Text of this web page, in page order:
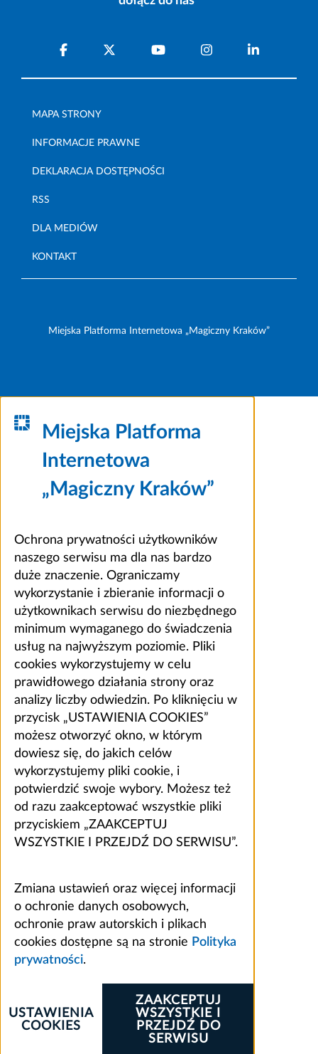
MAPA STRONY
INFORMACJE PRAWNE
DEKLARACJA DOSTĘPNOŚCI
RSS
DLA MEDIÓW
KONTAKT
Miejska Platforma Internetowa „Magiczny Kraków”
Miejska Platforma
Internetowa
„Magiczny Kraków”
Ochrona prywatności użytkowników
naszego serwisu ma dla nas bardzo
duże znaczenie. Ograniczamy
wykorzystanie i zbieranie informacji o
użytkownikach serwisu do niezbędnego
minimum wymaganego do świadczenia
usług na najwyższym poziomie. Pliki
cookies wykorzystujemy w celu
prawidłowego działania strony oraz
analizy liczby odwiedzin. Po kliknięciu w
przycisk „USTAWIENIA COOKIES”
możesz otworzyć okno, w którym
dowiesz się, do jakich celów
wykorzystujemy pliki cookie, i
potwierdzić swoje wybory. Możesz też
od razu zaakceptować wszystkie pliki
przyciskiem „ZAAKCEPTUJ
WSZYSTKIE I PRZEJDŹ DO SERWISU”.
Zmiana ustawień oraz więcej informacji
o ochronie danych osobowych,
ochronie praw autorskich i plikach
cookies dostępne są na stronie Polityka
prywatności.
ZAAKCEPTUJ
WSZYSTKIE I
PRZEJDŹ DO
SERWISU
USTAWIENIA
COOKIES